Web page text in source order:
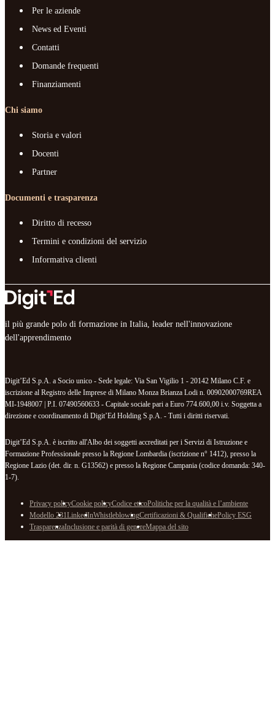
Per le aziende
News ed Eventi
Contatti
Domande frequenti
Finanziamenti
Chi siamo
Storia e valori
Docenti
Partner
Documenti e trasparenza
Diritto di recesso
Termini e condizioni del servizio
Informativa clienti
il più grande polo di formazione in Italia, leader nell'innovazione
dell'apprendimento
Digit’Ed S.p.A. a Socio unico - Sede legale: Via San Vigilio 1 - 20142 Milano C.F. e
iscrizione al Registro delle Imprese di Milano Monza Brianza Lodi n. 00902000769REA
MI-1948007 | P.I. 07490560633 - Capitale sociale pari a Euro 774.600,00 i.v. Soggetta a
direzione e coordinamento di Digit’Ed Holding S.p.A. - Tutti i diritti riservati.
Digit’Ed S.p.A. è iscritto all'Albo dei soggetti accreditati per i Servizi di Istruzione e
Formazione Professionale presso la Regione Lombardia (iscrizione n° 1412), presso la
Regione Lazio (det. dir. n. G13562) e presso la Regione Campania (codice domanda: 340-
1-7).
Privacy policyCookie policyCodice eticoPolitiche per la qualità e l’ambiente
Modello 231LinkedInWhistleblowingCertificazioni & QualifichePolicy ESG
TrasparenzaInclusione e parità di genereMappa del sito